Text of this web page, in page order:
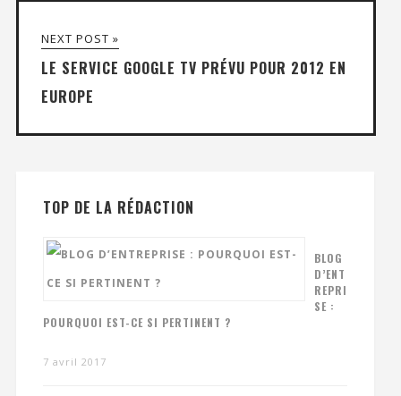
NEXT POST »
LE SERVICE GOOGLE TV PRÉVU POUR 2012 EN
EUROPE
TOP DE LA RÉDACTION
BLOG
D’ENT
REPRI
SE :
POURQUOI EST-CE SI PERTINENT ?
7 avril 2017